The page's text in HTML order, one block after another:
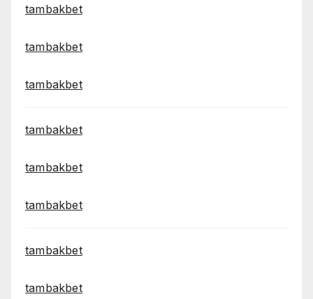
tambakbet
tambakbet
tambakbet
tambakbet
tambakbet
tambakbet
tambakbet
tambakbet